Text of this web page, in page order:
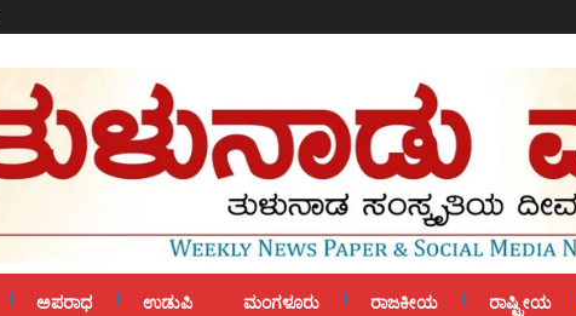
ಅಪರಾಧ ಉಡುಪಿ ಮಂಗಳೂರು ರಾಜಕೀಯ ರಾಷ್ಟ್ರೀಯ